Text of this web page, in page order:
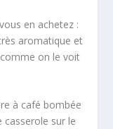
en achetez :
aromatique et
on le voit
à café bombée
casserole sur le